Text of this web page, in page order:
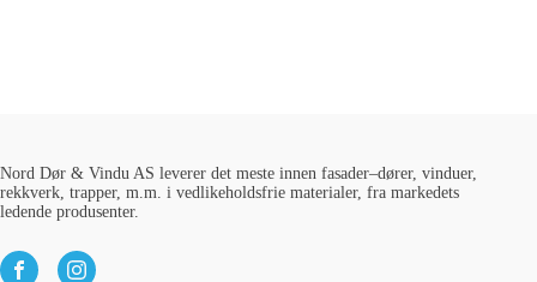
Nord Dør & Vindu AS leverer det meste innen fasader–dører, vinduer,
rekkverk, trapper, m.m. i vedlikeholdsfrie materialer, fra markedets
ledende produsenter.